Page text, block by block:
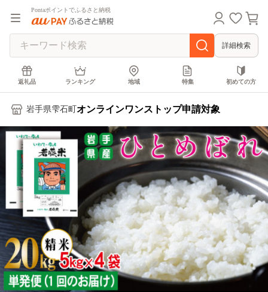
Pontaポイントでふるさと納税
詳細検索
返礼品 ランキング 地域 特集 初めての方
岩手県雫石町 オンラインワンストップ申請対象